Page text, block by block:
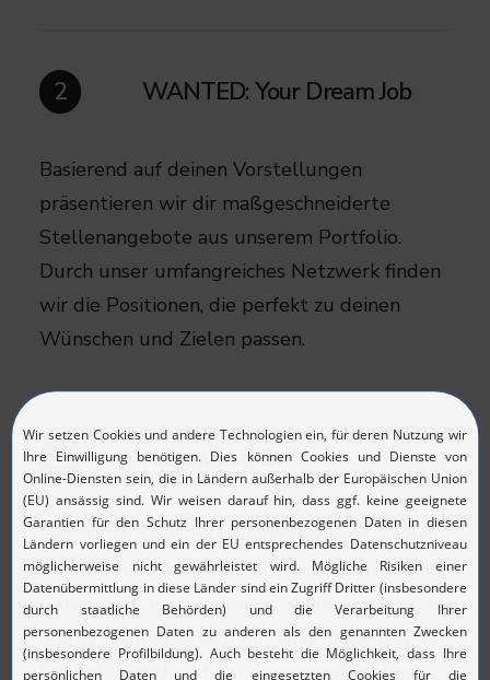
2 WANTED: Your Dream Job
Basierend auf deinen Vorstellungen
präsentieren wir dir maßgeschneiderte
Stellenangebote aus unserem Portfolio.
Durch unser umfangreiches Netzwerk finden
wir die Positionen, die perfekt zu deinen
Wünschen und Zielen passen.​
3 Ready, Set, Go?
Die Stelle passt, der Rahmen stimmt – jetzt
liegt es an uns, dich ins beste Licht zu rücken.
Gemeinsam optimieren wir deine Unterlagen
und präsentieren dich mit einer passgenauen
Empfehlung direkt bei deinem zukünftigen